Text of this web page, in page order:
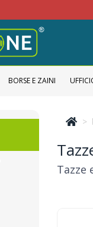
BORSE E ZAINI
Tazze